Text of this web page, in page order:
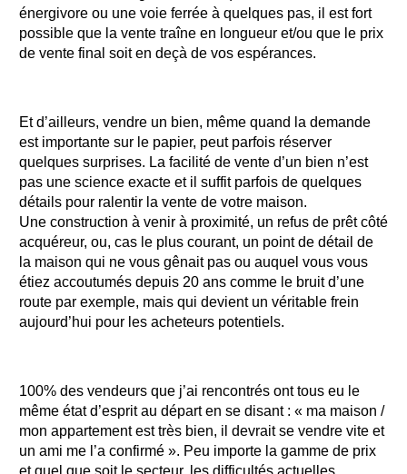
énergivore ou une voie ferrée à quelques pas, il est fort
possible que la vente traîne en longueur et/ou que le prix
de vente final soit en deçà de vos espérances.
Et d’ailleurs, vendre un bien, même quand la demande
est importante sur le papier, peut parfois réserver
quelques surprises. La facilité de vente d’un bien n’est
pas une science exacte et il suffit parfois de quelques
détails pour ralentir la vente de votre maison.
Une construction à venir à proximité, un refus de prêt côté
acquéreur, ou, cas le plus courant, un point de détail de
la maison qui ne vous gênait pas ou auquel vous vous
étiez accoutumés depuis 20 ans comme le bruit d’une
route par exemple, mais qui devient un véritable frein
aujourd’hui pour les acheteurs potentiels.
100% des vendeurs que j’ai rencontrés ont tous eu le
même état d’esprit au départ en se disant : « ma maison /
mon appartement est très bien, il devrait se vendre vite et
un ami me l’a confirmé ». Peu importe la gamme de prix
et quel que soit le secteur, les difficultés actuelles